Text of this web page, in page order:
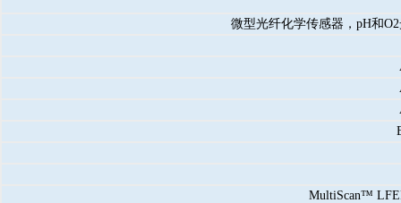
微型光纤化学传感器，pH和
MultiScan™